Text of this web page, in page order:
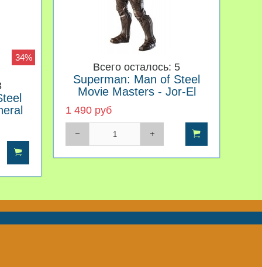
34%
Всего осталось: 5
Superman: Man of Steel
Movie Masters - Jor-El
1 490 руб